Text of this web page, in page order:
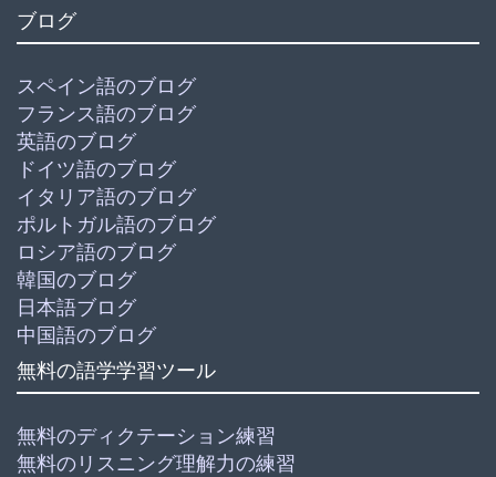
ブログ
スペイン語のブログ
フランス語のブログ
英語のブログ
ドイツ語のブログ
イタリア語のブログ
ポルトガル語のブログ
ロシア語のブログ
韓国のブログ
日本語ブログ
中国語のブログ
無料の語学学習ツール
無料のディクテーション練習
無料のリスニング理解力の練習